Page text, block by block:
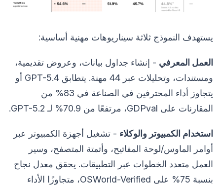
يستهدف النموذج ثلاثة سيناريوهات مهنية أساسية:
العمل المعرفي - إنشاء جداول بيانات، وعروض تقديمية،
ومستندات، وتحليلات عبر 44 مهنة. يتطابق GPT-5.4 أو
يتجاوز أداء المحترفين في الصناعة في 83% من
المقارنات على GDPval، مرتفعًا من 70.9% لـ GPT-5.2.
استخدام الكمبيوتر والوكلاء - تشغيل أجهزة الكمبيوتر عبر
أوامر الماوس/لوحة المفاتيح، وأتمتة المتصفح، وسير
العمل متعدد الخطوات عبر التطبيقات. يحقق معدل نجاح
بنسبة 75% على OSWorld-Verified، متجاوزًا الأداء